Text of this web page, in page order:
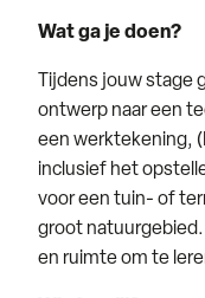
Wat ga je doen?
Tijdens jouw stage
ontwerp naar een
een werktekening,
inclusief het
voor een tuin- of
groot
en ruimte om te